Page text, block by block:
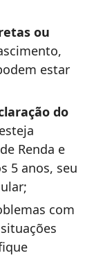
ou
estar
do
Renda e
5 anos, seu
com